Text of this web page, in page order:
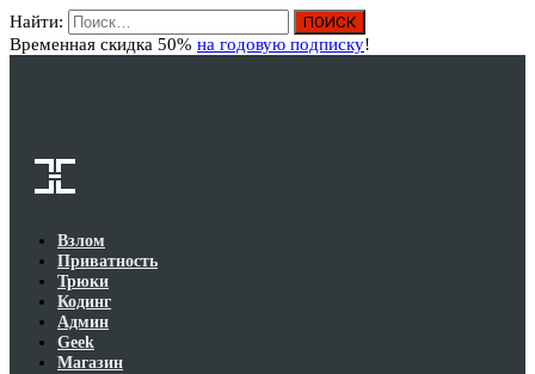
Найти:
Временная скидка 50% на годовую подписку!
Взлом
Приватность
Трюки
Кодинг
Админ
Geek
Магазин